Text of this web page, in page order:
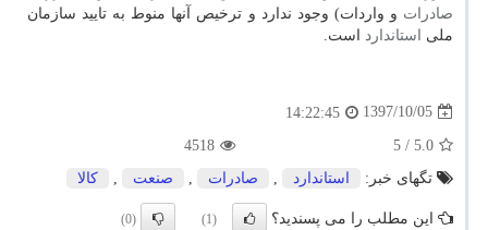
صادرات و واردات) وجود ندارد و ترخیص آنها منوط به تایید سازمان
ملی
استاندارد است.
1397/10/05
14:22:45
5.0
/ 5
4518
تگهای خبر:
استاندارد , صادرات , صنعت , كالا
این مطلب را می پسندید؟ (1)
(0)